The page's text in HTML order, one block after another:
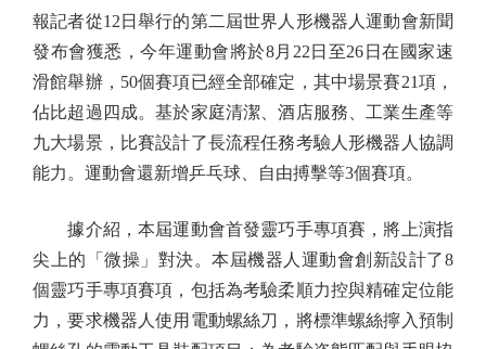
報記者從12日舉行的第二屆世界人形機器人運動會新聞
發布會獲悉，今年運動會將於8月22日至26日在國家速
滑館舉辦，50個賽項已經全部確定，其中場景賽21項，
佔比超過四成。基於家庭清潔、酒店服務、工業生產等
九大場景，比賽設計了長流程任務考驗人形機器人協調
能力。運動會還新增乒乓球、自由搏擊等3個賽項。
據介紹，本屆運動會首發靈巧手專項賽，將上演指
尖上的「微操」對決。本屆機器人運動會創新設計了8
個靈巧手專項賽項，包括為考驗柔順力控與精確定位能
力，要求機器人使用電動螺絲刀，將標準螺絲擰入預制